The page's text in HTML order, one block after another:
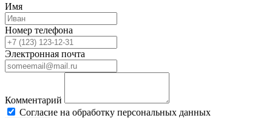
Имя
Номер телефона
Электронная почта
Комментарий
Согласие на обработку персональных данных